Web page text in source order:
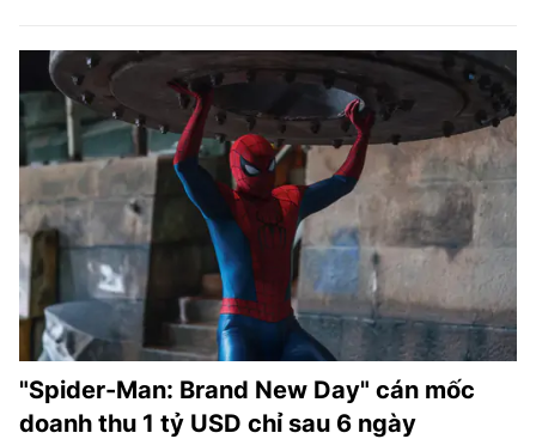
"Spider-Man: Brand New Day" cán mốc
doanh thu 1 tỷ USD chỉ sau 6 ngày